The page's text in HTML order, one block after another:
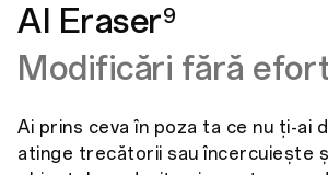
AI Eraser9
Modificări fără
Ai prins ceva în poza ta ce nu ți-ai
atinge trecătorii sau încercuiește